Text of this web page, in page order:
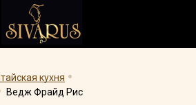
кухня .
Ведж Фрайд Рис